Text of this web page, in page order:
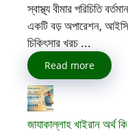
স্বাস্থ্য বীমার পরিচিতি
একটি বড় অপারেশন,
চিকিৎসার খরচ ...
Read more
জাযাকাল্লাহ খাইরান অর্থ কি